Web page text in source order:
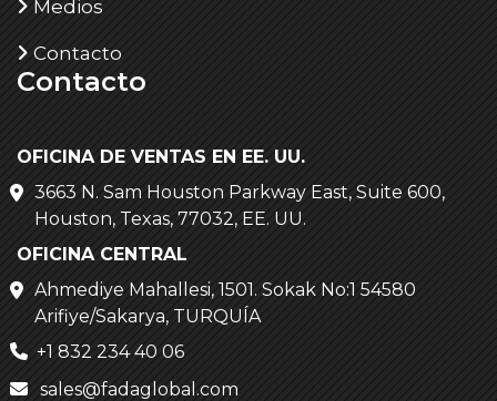
Medios
Contacto
Contacto
OFICINA DE VENTAS EN EE. UU.
3663 N. Sam Houston Parkway East, Suite 600,
Houston, Texas, 77032, EE. UU.
OFICINA CENTRAL
Ahmediye Mahallesi, 1501. Sokak No:1 54580
Arifiye/Sakarya, TURQUÍA
+1 832 234 40 06
sales@fadaglobal.com